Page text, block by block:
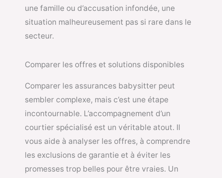
une famille ou d’accusation infondée, une
situation malheureusement pas si rare dans le
secteur.
Comparer les offres et solutions disponibles
Comparer les assurances babysitter peut
sembler complexe, mais c’est une étape
incontournable. L’accompagnement d’un
courtier spécialisé est un véritable atout. Il
vous aide à analyser les offres, à comprendre
les exclusions de garantie et à éviter les
promesses trop belles pour être vraies. Un